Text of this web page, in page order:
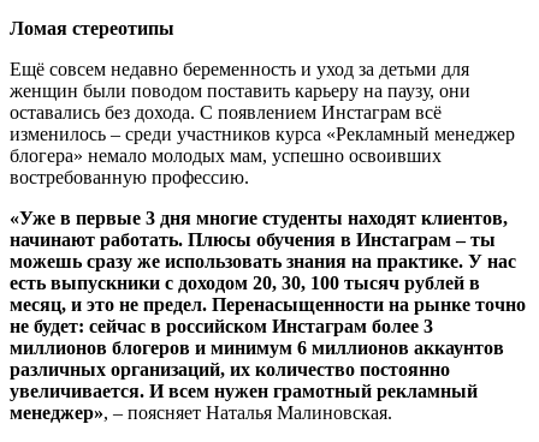
Ломая стереотипы
Ещё совсем недавно беременность и уход за детьми для
женщин были поводом поставить карьеру на паузу, они
оставались без дохода. С появлением Инстаграм всё
изменилось – среди участников курса «Рекламный менеджер
блогера» немало молодых мам, успешно освоивших
востребованную профессию.
«Уже в первые 3 дня многие студенты находят клиентов,
начинают работать. Плюсы обучения в Инстаграм – ты
можешь сразу же использовать знания на практике. У нас
есть выпускники с доходом 20, 30, 100 тысяч рублей в
месяц, и это не предел. Перенасыщенности на рынке точно
не будет: сейчас в российском Инстаграм более 3
миллионов блогеров и минимум 6 миллионов аккаунтов
различных организаций, их количество постоянно
увеличивается. И всем нужен грамотный рекламный
менеджер», – поясняет Наталья Малиновская.